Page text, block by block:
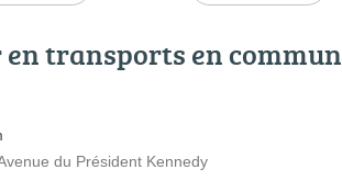
transports en commun
du Président Kennedy